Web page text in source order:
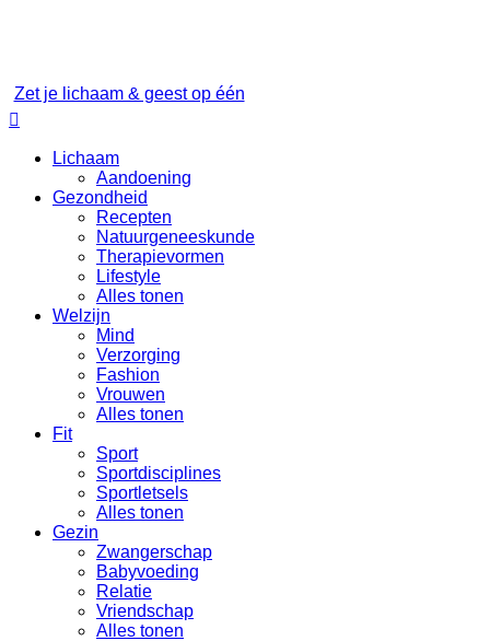
Zet je lichaam & geest op één

Lichaam
Aandoening
Gezondheid
Recepten
Natuurgeneeskunde
Therapievormen
Lifestyle
Alles tonen
Welzijn
Mind
Verzorging
Fashion
Vrouwen
Alles tonen
Fit
Sport
Sportdisciplines
Sportletsels
Alles tonen
Gezin
Zwangerschap
Babyvoeding
Relatie
Vriendschap
Alles tonen